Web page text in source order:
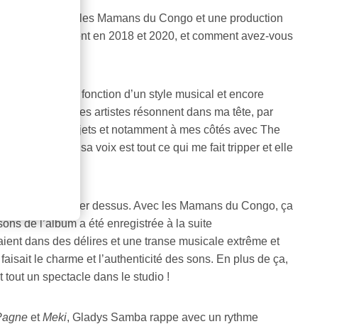
avec les Mamans du Congo et une production
respectivement en 2018 et 2020, et comment avez-vous
des sons en fonction d’un style musical et encore
fait, les voix des artistes résonnent dans ma tête, par
de mes projets et notamment à mes côtés avec The
avec lui, car sa voix est tout ce qui me fait tripper et elle
se poser dessus. Avec les Mamans du Congo, ça
de l’album a été enregistrée à la suite
dans des délires et une transe musicale extrême et
le charme et l’authenticité des sons. En plus de ça,
tout un spectacle dans le studio !
etMeki, Gladys Samba rappe avec un rythme